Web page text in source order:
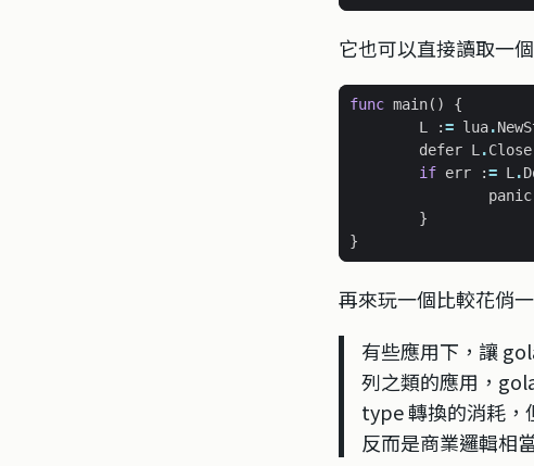
它也可以直接讀取一
func main()
{
L
:= lua.
defer L .Close
if err := L .
panic
}
}
再來玩一個比較花俏
有些應用下，讓
列之類的應用，
type 轉換的消耗，
反而是商業邏輯相